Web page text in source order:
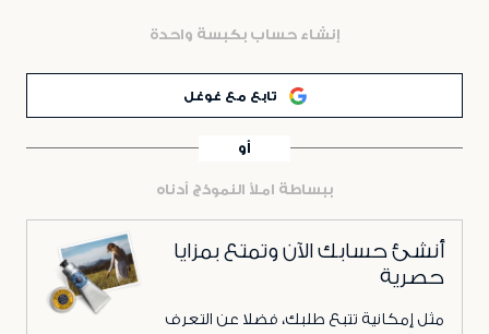
إنشاء حساب بكبسة واحدة
تابع مع غوغل
أو
ببساطة املأ النموذج أدناه
أنشئ حسابك الآن وتمتع بمزايا
حصرية
مثل إمكانية تتبع طلبك، فضلا عن التعرف